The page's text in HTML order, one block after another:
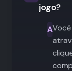
jogo?
A